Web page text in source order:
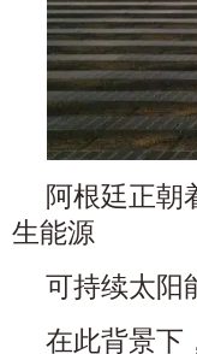
阿根廷正朝
生能源
可持续太阳
在此背景下